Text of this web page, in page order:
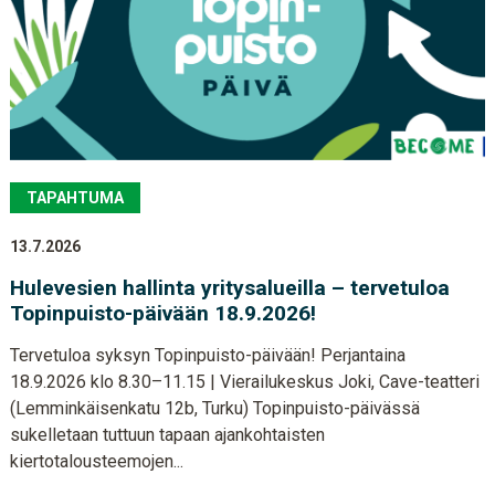
TAPAHTUMA
13.7.2026
Hulevesien hallinta yritysalueilla – tervetuloa
Topinpuisto-päivään 18.9.2026!
Tervetuloa syksyn Topinpuisto-päivään! Perjantaina
18.9.2026 klo 8.30–11.15 | Vierailukeskus Joki, Cave-teatteri
(Lemminkäisenkatu 12b, Turku) Topinpuisto-päivässä
sukelletaan tuttuun tapaan ajankohtaisten
kiertotalousteemojen...